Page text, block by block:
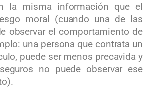
la misma información que el
moral (cuando una de las
observar el comportamiento de
una persona que contrata un
puede ser menos precavida y
no puede observar ese